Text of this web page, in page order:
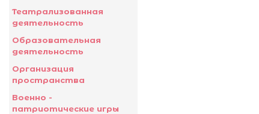
Театрализованная
деятельность
Образовательная
деятельность
Организация
пространства
Военно -
патриотические игры